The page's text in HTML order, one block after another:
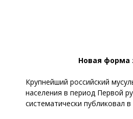
Новая форма
Крупнейший российский
населения в период Первой
систематически публиковал